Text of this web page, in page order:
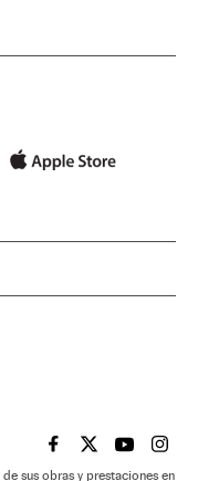
EL PAÍS BRASIL EN
EL PAÍSEL PAÍS
EL
sus obras y prestaciones en